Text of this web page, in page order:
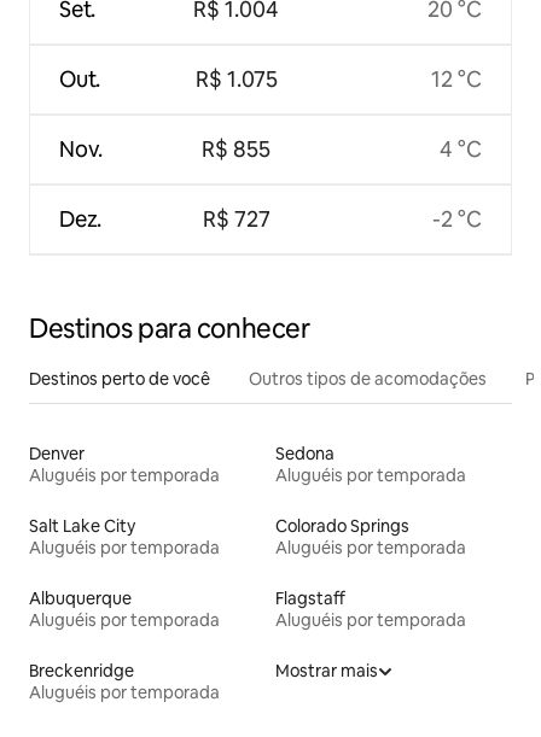
Set.
Out.
Nov.
Dez.
R$ 1.004
R$ 1.075
R$ 855
R$ 727
20 °C
12 °C
4 °C
-2 °C
Destinos para conhecer
Destinos perto de você Outros tipos de acomodações
Denver
Aluguéis por temporada
Sedona
Aluguéis por temporada
Salt Lake City
Aluguéis por temporada
Colorado Springs
Aluguéis por temporada
Albuquerque
Aluguéis por temporada
Flagstaff
Aluguéis por temporada
Breckenridge
Aluguéis por temporada
Mostrar mais